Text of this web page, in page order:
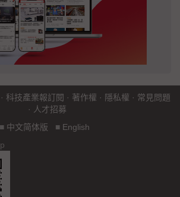
· 科技產業報訂閱 · 著作權 · 隱私權 · 常見問題
· 人才招募
■ 中文简体版 ■ English